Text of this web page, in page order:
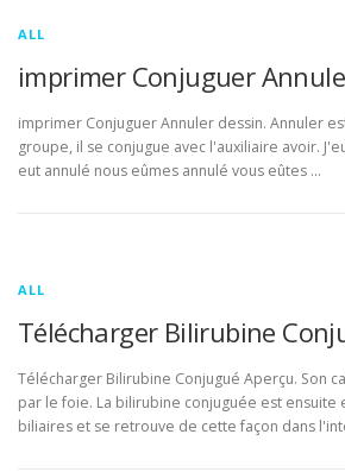
ALL
imprimer Conjuguer
imprimer Conjuguer Annuler dessin. Annuler
groupe, il se conjugue avec l'auxiliaire avoir.
eut annulé nous eûmes annulé vous eûtes …
ALL
Télécharger Bilirubine
Télécharger Bilirubine Conjugué Aperçu. Son
par le foie. La bilirubine conjuguée est ensuite
biliaires et se retrouve de cette façon dans